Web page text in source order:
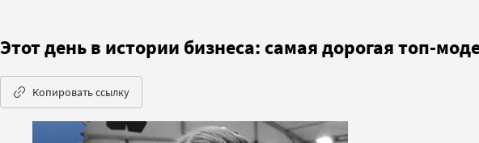
Этот день в истории бизнеса: самая дорогая топ-
Копировать ссылку